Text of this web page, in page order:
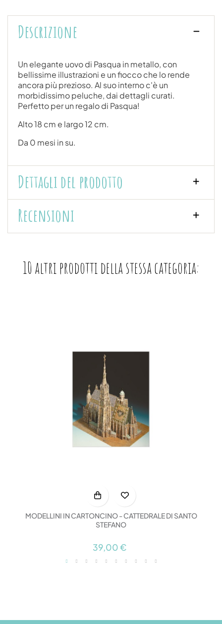
Descrizione
Un elegante uovo di Pasqua in metallo, con
bellissime illustrazioni e un fiocco che lo rende
ancora più prezioso. Al suo interno c'è un
morbidissimo peluche, dai dettagli curati.
Perfetto per un regalo di Pasqua!
Alto 18 cm e largo 12 cm.
Da 0 mesi in su.
Dettagli del prodotto
Recensioni
10 altri prodotti della stessa categoria:
MODELLINI IN CARTONCINO - CATTEDRALE DI SANTO
STEFANO
39,00 €